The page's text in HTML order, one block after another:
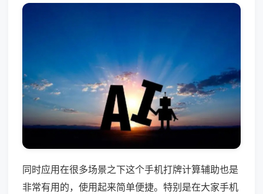
同时应用在很多场景之下这个手机打牌计算辅助也是
非常有用的，使用起来简单便捷。特别是在大家手机